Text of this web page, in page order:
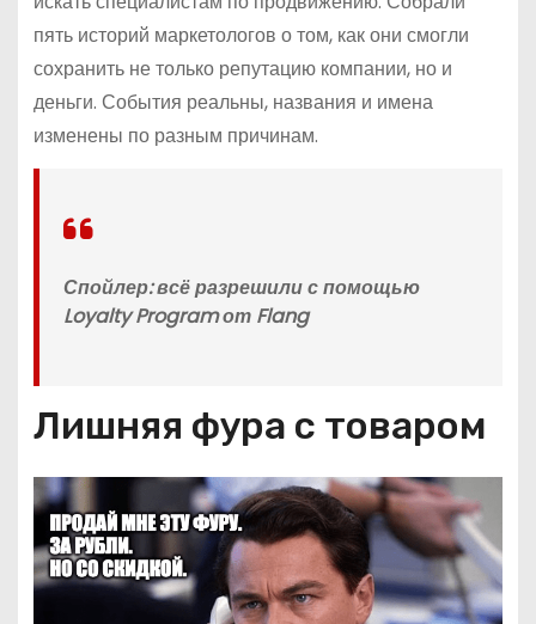
пять историй маркетологов о том, как они смогли
сохранить не только репутацию компании, но и
деньги. События реальны, названия и имена
изменены по разным причинам.
Спойлер: всё разрешили с помощью
Loyalty Program от Flang
Лишняя фура с товаром